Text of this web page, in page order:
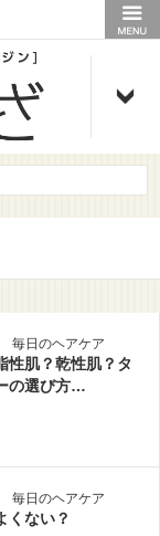
毎日のヘアケア
性肌？乾性肌？タ
の選び方…
毎日のヘアケア
くない？